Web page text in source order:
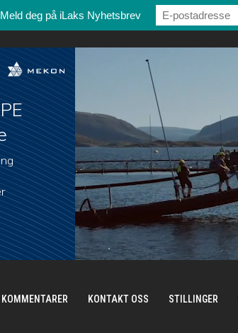
KOMMENTARER KONTAKT OSS STILLINGER
Meld deg på iLaks Nyhetsbrev